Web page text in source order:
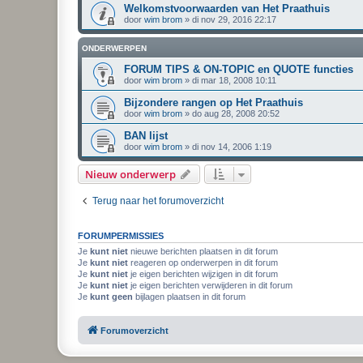
Welkomstvoorwaarden van Het Praathuis
door wim brom » di nov 29, 2016 22:17
ONDERWERPEN
FORUM TIPS & ON-TOPIC en QUOTE functies
door wim brom » di mar 18, 2008 10:11
Bijzondere rangen op Het Praathuis
door wim brom » do aug 28, 2008 20:52
BAN lijst
door wim brom » di nov 14, 2006 1:19
Nieuw onderwerp
Terug naar het forumoverzicht
FORUMPERMISSIES
Je kunt niet nieuwe berichten plaatsen in dit forum
Je kunt niet reageren op onderwerpen in dit forum
Je kunt niet je eigen berichten wijzigen in dit forum
Je kunt niet je eigen berichten verwijderen in dit forum
Je kunt geen bijlagen plaatsen in dit forum
Forumoverzicht